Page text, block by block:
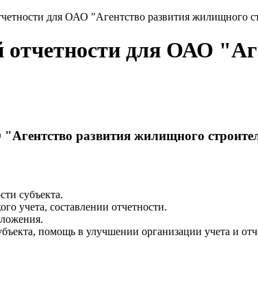
для ОАО "Агентство развития жилищного
отчетности для ОАО
"Агентство развития жилищного
субъекта.
учета, составлении отчетности.
помощь в улучшении организации учета и